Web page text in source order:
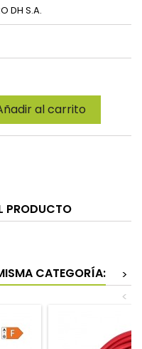
DH S.A.
al carrito
PRODUCTO
CATEGORÍA:
>
<